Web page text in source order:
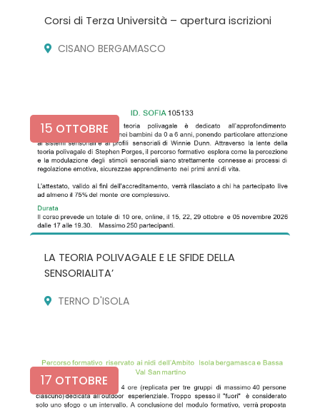
Corsi di Terza Università – apertura iscrizioni
CISANO BERGAMASCO
15 OTTOBRE
LA TEORIA POLIVAGALE E LE SFIDE DELLA
SENSORIALITA’
TERNO D'ISOLA
17 OTTOBRE